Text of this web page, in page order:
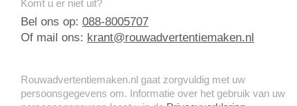
Komt u er niet uit?
Bel ons op: 088-8005707
Of mail ons: krant@rouwadvertentiemaken.nl
Rouwadvertentiemaken.nl gaat zorgvuldig met uw
persoonsgegevens om. Informatie over het gebruik van uw